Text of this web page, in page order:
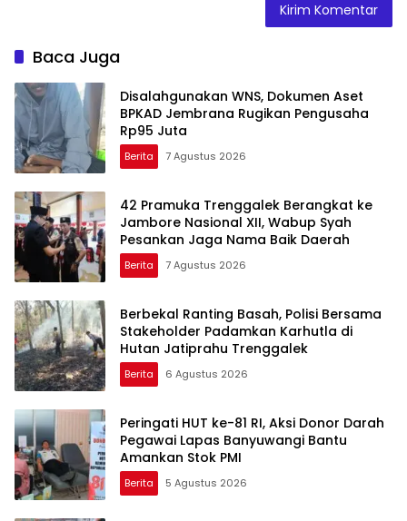
Baca Juga
Disalahgunakan WNS, Dokumen Aset
BPKAD Jembrana Rugikan Pengusaha
Rp95 Juta
Berita 7 Agustus 2026
42 Pramuka Trenggalek Berangkat ke
Jambore Nasional XII, Wabup Syah
Pesankan Jaga Nama Baik Daerah
Berita 7 Agustus 2026
Berbekal Ranting Basah, Polisi Bersama
Stakeholder Padamkan Karhutla di
Hutan Jatiprahu Trenggalek
Berita 6 Agustus 2026
Peringati HUT ke-81 RI, Aksi Donor Darah
Pegawai Lapas Banyuwangi Bantu
Amankan Stok PMI
Berita 5 Agustus 2026